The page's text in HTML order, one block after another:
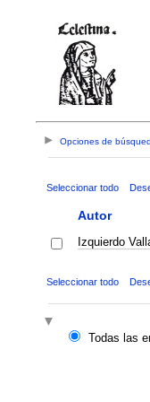
Opciones de
Seleccionar todo
Autor
Izquierdo
Seleccionar todo
Todas las